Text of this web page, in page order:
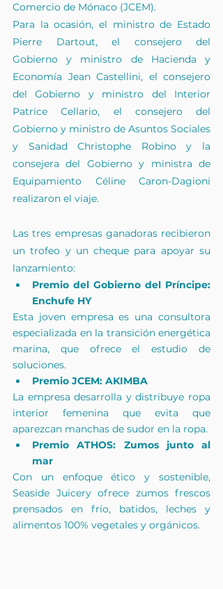
Comercio de Mónaco (JCEM).
Para la ocasión, el ministro de Estado
Pierre Dartout, el consejero del
Gobierno y ministro de Hacienda y
Economía Jean Castellini, el consejero
del Gobierno y ministro del Interior
Patrice Cellario, el consejero del
Gobierno y ministro de Asuntos Sociales
y Sanidad Christophe Robino y la
consejera del Gobierno y ministra de
Equipamiento Céline Caron-Dagioni
realizaron el viaje.
Las tres empresas ganadoras recibieron
un trofeo y un cheque para apoyar su
lanzamiento:
Premio del Gobierno del Príncipe:
Enchufe HY
Esta joven empresa es una consultora
especializada en la transición energética
marina, que ofrece el estudio de
soluciones.
Premio JCEM: AKIMBA
La empresa desarrolla y distribuye ropa
interior femenina que evita que
aparezcan manchas de sudor en la ropa.
Premio ATHOS: Zumos junto al
mar
Con un enfoque ético y sostenible,
Seaside Juicery ofrece zumos frescos
prensados en frío, batidos, leches y
alimentos 100% vegetales y orgánicos.